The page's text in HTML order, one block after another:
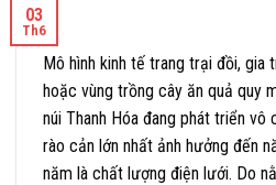
03
Th6
Mô hình kinh tế trang trại đồi, gia
hoặc vùng trồng cây ăn quả quy
núi Thanh Hóa đang phát triển vô
rào cản lớn nhất ảnh hưởng đến
năm là chất lượng điện lưới. Do